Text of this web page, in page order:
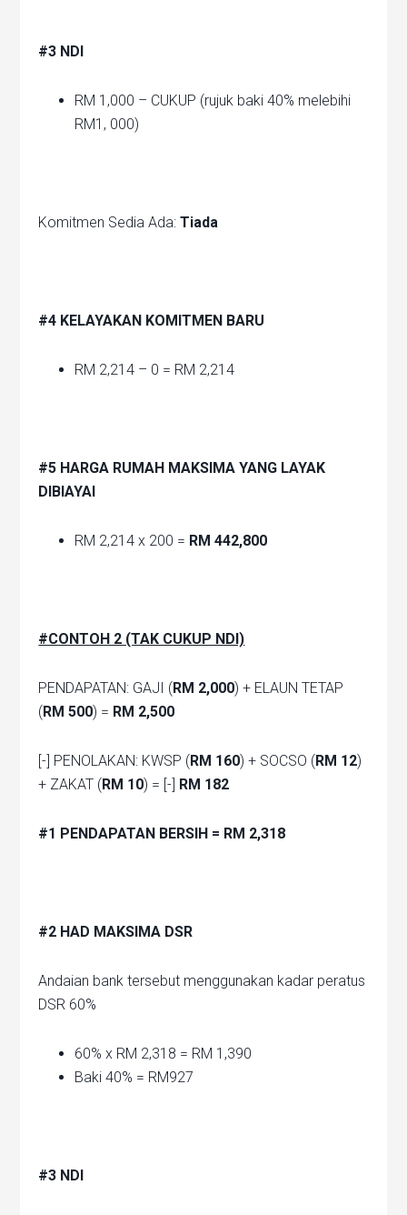
#3 NDI
RM 1,000 – CUKUP (rujuk baki 40% melebihi
RM1, 000)
Komitmen Sedia Ada:Tiada
#4 KELAYAKAN KOMITMEN BARU
RM 2,214 – 0 = RM 2,214
#5 HARGA RUMAH MAKSIMA YANG LAYAK
DIBIAYAI
RM 2,214 x 200 = RM 442,800
#CONTOH 2 (TAK CUKUP NDI)
PENDAPATAN: GAJI ( RM 2,000) + ELAUN TETAP
( RM 500) = RM 2,500
[-] PENOLAKAN: KWSP ( RM 160) + SOCSO ( RM 12)
+ ZAKAT ( RM 10) = [-] RM 182
#1 PENDAPATAN BERSIH = RM 2,318
#2 HAD MAKSIMA DSR
Andaian bank tersebut menggunakan kadar peratus
DSR 60%
60% x RM 2,318 = RM 1,390
Baki 40% = RM927
#3 NDI